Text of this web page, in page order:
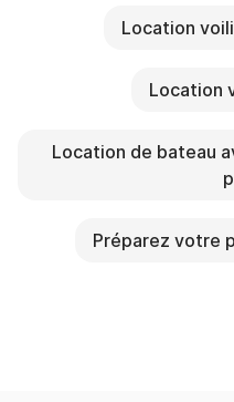
Location
Location
Location de bateau
Préparez votre